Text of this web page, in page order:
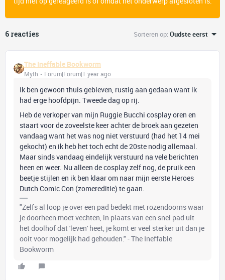
6 reacties Sorteren op:Oudste eerst
The Ineffable Bookworm
Myth Forum|Forum|1 year ago
Ik ben gewoon thuis gebleven, rustig aan gedaan want ik
had erge hoofdpijn. Tweede dag op rij.
Heb de verkoper van mijn Ruggie Bucchi cosplay oren en
staart voor de zoveelste keer achter de broek aan gezeten
vandaag want het was nog niet verstuurd (had het 14 mei
gekocht) en ik heb het toch echt de 20ste nodig allemaal.
Maar sinds vandaag eindelijk verstuurd na vele berichten
heen en weer. Nu alleen de cosplay zelf nog, de pruik een
beetje stijlen en ik ben klaar om naar mijn eerste Heroes
Dutch Comic Con (zomereditie) te gaan.
"Zelfs al loop je over een pad bedekt met rozendoorns waar
je doorheen moet vechten, in plaats van een snel pad uit
het doolhof dat 'leven' heet, je komt er veel sterker uit dan je
ooit voor mogelijk had gehouden." - The Ineffable
Bookworm